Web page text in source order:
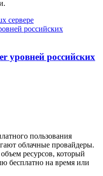
уровней российских
пользования
облачные провайдеры.
ресурсов, который
бесплатно на время или